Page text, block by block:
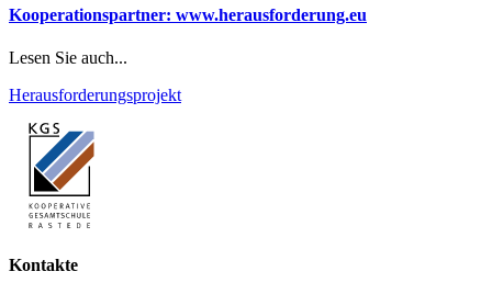
Kooperationspartner: www.herausforderung.eu
Lesen Sie auch...
Herausforderungsprojekt
Kontakte